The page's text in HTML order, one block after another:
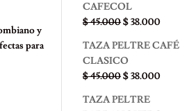
y
para
CAFECOL
$45.000El
original
era:
$ 45.000.
$38.000El
precio
actual
TAZA PELTRE CAFÉ
CLASICO
$45.000El
original
$38.000El
TAZA PELTRE